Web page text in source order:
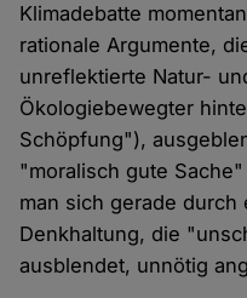
Klimadebatte
rationale Argumente,
unreflektierte Natur-
Ökologiebewegter
Schöpfung"),
"moralisch gute
man sich gerade durch
Denkhaltung, die
ausblendet, unnötig